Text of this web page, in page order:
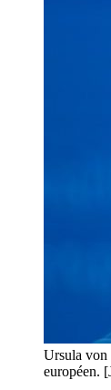
Ursula von
européen.